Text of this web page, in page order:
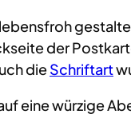
der
dieSchriftart
eine würzige